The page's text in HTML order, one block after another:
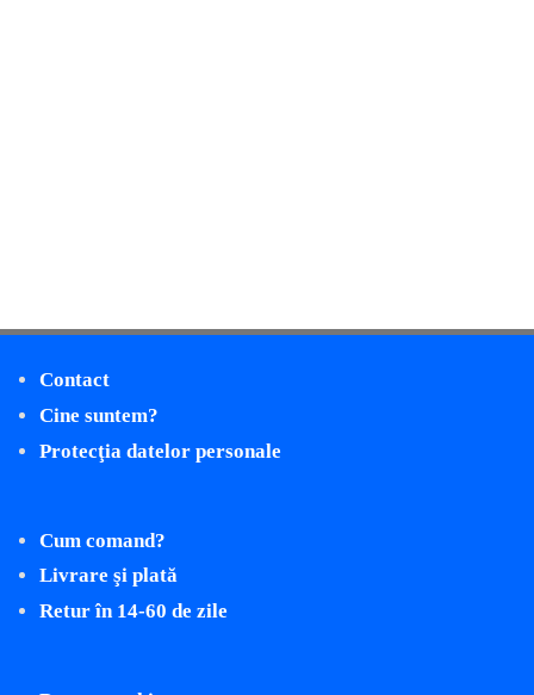
Contact
Cine suntem?
Protecţia datelor personale
Cum comand?
Livrare şi plată
Retur în 14-60 de zile